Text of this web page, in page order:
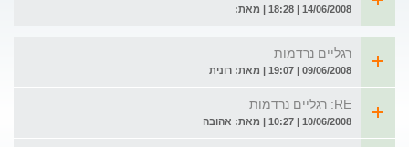
14/06/2008 | 18:28 | מאת:
רגליים נרדמות
09/06/2008 | 19:07 | מאת: רונית
RE: רגליים נרדמות
10/06/2008 | 10:27 | מאת: אהובה